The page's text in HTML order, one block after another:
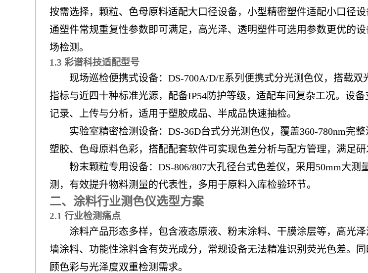
按需选择，颗粒、色母原料适配大口径设备，小型精密塑件适配小口径
通塑件常规重复性参数即可满足，高光泽、透明塑件可选用参数更优的
场检测。
1.3 彩谱科技适配型号
现场巡检便携式设备：DS-700A/D/E系列便携式分光测色仪，搭载
指标与近四十种标准光源，配备IP54防护等级，适配车间复杂工况。设
记录、上传与分析，适用于塑胶成品、半成品快速抽检。
实验室精密检测设备：DS-36D台式分光测色仪，覆盖360-780nm完
塑胶、色母原料色彩，搭配配套软件可实现色差分析与配方管理，满足研
粉末颗粒专用设备：DS-806/807大孔径台式色差仪，采用50mm大
测，有效提升物料测量的代表性，多用于原料入库检验环节。
二、涂料行业测色仪选型方案
2.1 行业检测痛点
涂料产品形态多样，包含液态原液、粉末涂料、干膜涂层等，高光
墙涂料、功能性涂料含有荧光成分，常规设备无法精准识别荧光色差。
顾色彩与光泽度双重检测需求。